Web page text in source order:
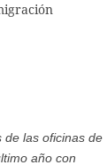
de las oficinas de
año con